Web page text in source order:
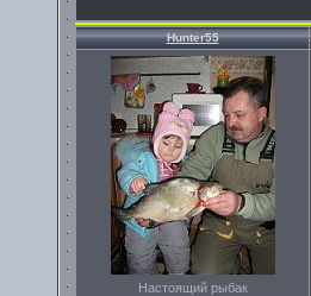
Hunter55
Настоящий рыбак